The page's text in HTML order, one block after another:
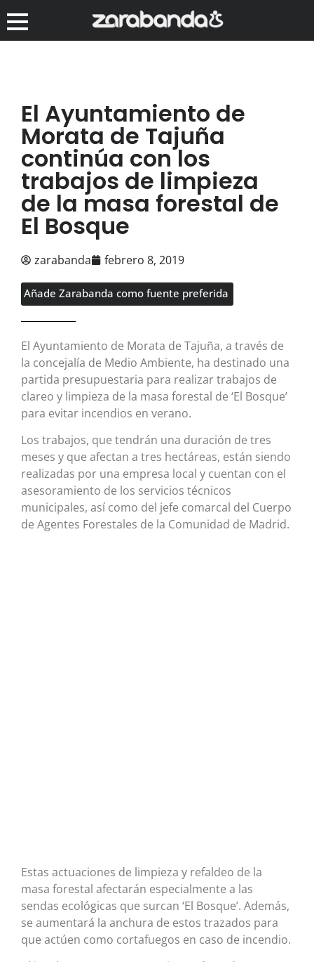
El Ayuntamiento de
Morata de Tajuña
continúa con los
trabajos de limpieza
de la masa forestal de
El Bosque
zarabanda febrero 8, 2019
Añade Zarabanda como fuente preferida
El Ayuntamiento de Morata de Tajuña, a través de
la concejalía de Medio Ambiente, ha destinado una
partida presupuestaria para realizar trabajos de
clareo y limpieza de la masa forestal de ‘El Bosque’
para evitar incendios en verano.
Los trabajos, que tendrán una duración de tres
meses y que afectan a tres hectáreas, están siendo
realizadas por una empresa local y cuentan con el
asesoramiento de los servicios técnicos
municipales, así como del jefe comarcal del Cuerpo
de Agentes Forestales de la Comunidad de Madrid.
Estas actuaciones de limpieza y refaldeo de la
masa forestal afectarán especialmente a las
sendas ecológicas que surcan ‘El Bosque’. Además,
se aumentará la anchura de estos trazados para
que actúen como cortafuegos en caso de incendio.